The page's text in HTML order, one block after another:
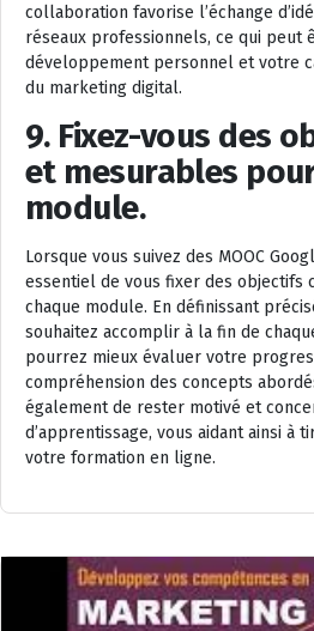
collaboration favorise l’échange
réseaux professionnels, ce qui peut
développement personnel et votre
du marketing digital.
9. Fixez-vous des
et mesurables
module.
Lorsque vous suivez des MOOC
essentiel de vous fixer des objectifs
chaque module. En définissant
souhaitez accomplir à la fin de
pourrez mieux évaluer votre
compréhension des concepts
également de rester motivé et
d’apprentissage, vous aidant ainsi
votre formation en ligne.